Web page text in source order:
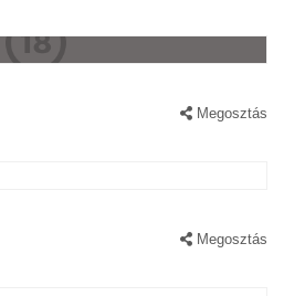
Megosztás
Megosztás